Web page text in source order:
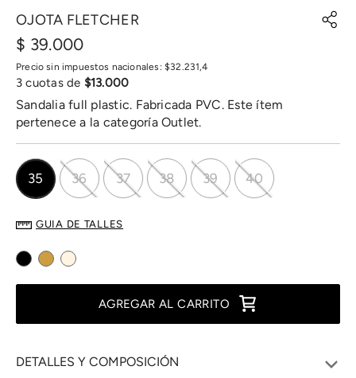
OJOTA FLETCHER
$ 39.000
Precio sin impuestos nacionales: $32.231,4
3 cuotas de $13.000
Sandalia full plastic. Fabricada PVC. Este ítem
pertenece a la categoría Outlet.
35 36 37 38 39 40
GUIA DE TALLES
AGREGAR AL CARRITO
DETALLES Y COMPOSICIÓN